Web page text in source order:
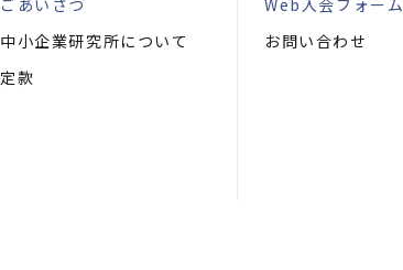
ごあいさつ
中小企業研究所について
定款
Web入会フォーム
お問い合わせ